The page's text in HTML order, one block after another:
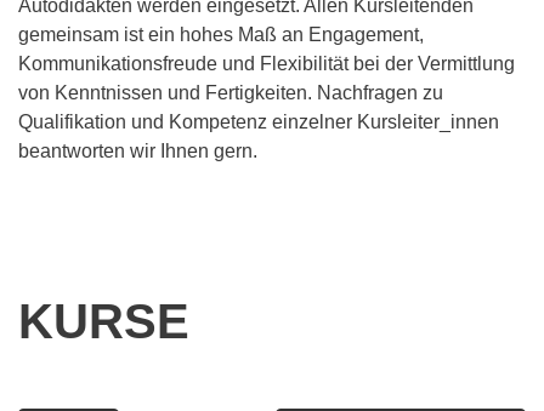
Autodidakten werden eingesetzt. Allen Kursleitenden
gemeinsam ist ein hohes Maß an Engagement,
Kommunikationsfreude und Flexibilität bei der Vermittlung
von Kenntnissen und Fertigkeiten. Nachfragen zu
Qualifikation und Kompetenz einzelner Kursleiter_innen
beantworten wir Ihnen gern.
KURSE